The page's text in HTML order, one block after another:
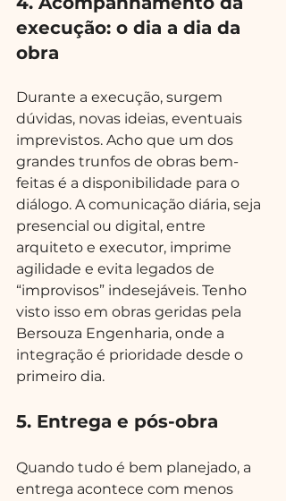
execução: o dia a dia da
obra
Durante a execução, surgem
dúvidas, novas ideias, eventuais
imprevistos. Acho que um dos
grandes trunfos de obras bem-
feitas é a disponibilidade para o
diálogo. A comunicação diária, seja
presencial ou digital, entre
arquiteto e executor, imprime
agilidade e evita legados de
“improvisos” indesejáveis. Tenho
visto isso em obras geridas pela
Bersouza Engenharia, onde a
integração é prioridade desde o
primeiro dia.
5. Entrega e pós-obra
Quando tudo é bem planejado, a
entrega acontece com menos